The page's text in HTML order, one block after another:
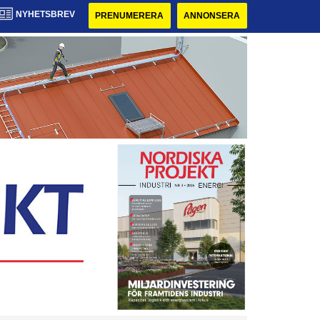
NYHETSBREV PRENUMERERA ANNONSERA